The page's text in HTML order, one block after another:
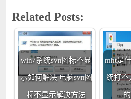
Related Posts:
win7系统svn图标不显
示如何解决 电脑svn图
标不显示解决方法
mht是
统打不